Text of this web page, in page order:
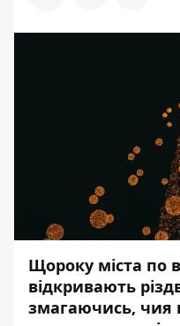
Щороку міста по
відкривають
змагаючись, чия